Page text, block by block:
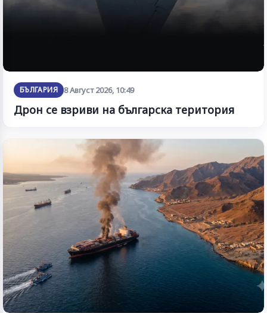
БЪЛГАРИЯ 8 Август 2026, 10:49
Дрон се взриви на българска територия